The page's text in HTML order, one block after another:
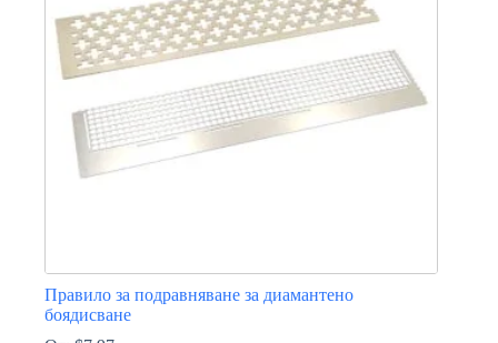
be
chosen
on
the
page
Правило за подравняване за диамантено
боядисване